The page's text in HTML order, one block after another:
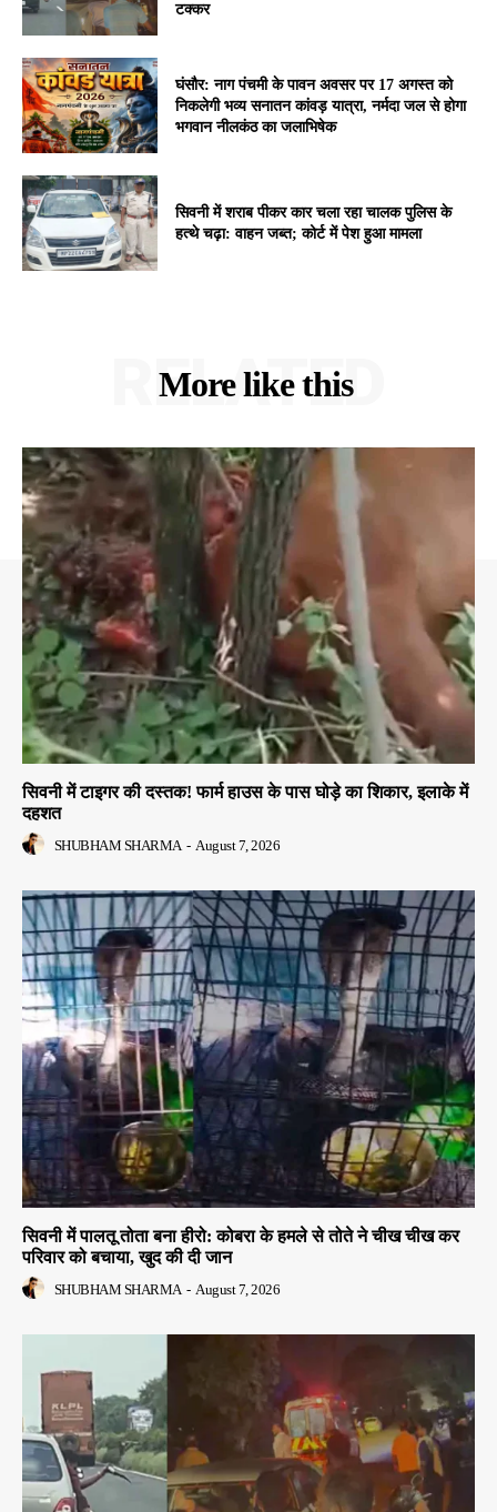
टक्कर
घंसौर: नाग पंचमी के पावन अवसर पर 17 अगस्त को
निकलेगी भव्य सनातन कांवड़ यात्रा, नर्मदा जल से होगा
भगवान नीलकंठ का जलाभिषेक
सिवनी में शराब पीकर कार चला रहा चालक पुलिस के
हत्थे चढ़ा: वाहन जब्त; कोर्ट में पेश हुआ मामला
More like this
RELATED
सिवनी में टाइगर की दस्तक! फार्म हाउस के पास घोड़े का शिकार, इलाके में
दहशत
SHUBHAM SHARMA - August 7, 2026
सिवनी में पालतू तोता बना हीरो: कोबरा के हमले से तोते ने चीख चीख कर
परिवार को बचाया, खुद की दी जान
SHUBHAM SHARMA - August 7, 2026